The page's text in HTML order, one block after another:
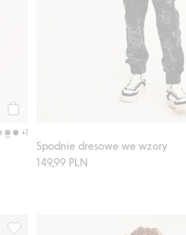
+1
Spodnie dresowe we wzory
149,99 PLN